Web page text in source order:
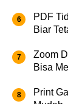
PDF
Biar
Zoom
Bisa
Print